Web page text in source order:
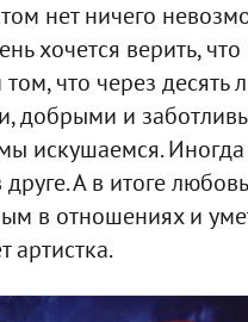
нет ничего
хочется верить,
что через десять
добрыми и
искушаемся.
А в итоге
в отношениях и
артистка.